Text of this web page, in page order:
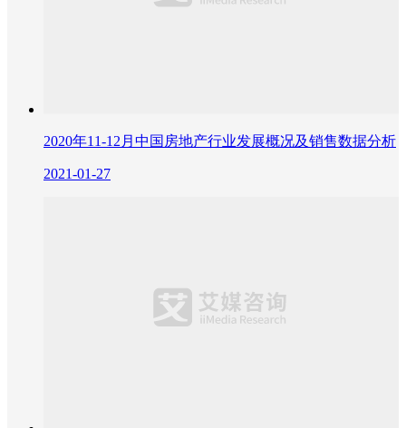
2020年11-12月中国房地产行业发展概况及销售数据分析
2021-01-27